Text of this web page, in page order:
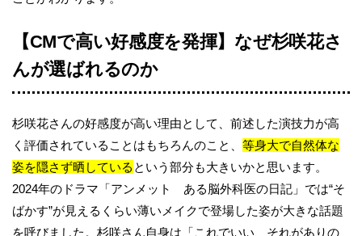
【CMで高い好感度を発揮】なぜ杉咲花さ
んが選ばれるのか
杉咲花さんの好感度が高い理由として、前述した演技力が高
く評価されていることはもちろんのこと、 等身大で自然体な
姿を隠さず晒している という部分も大きいかと思います。
2024年のドラマ「アンメット ある脳外科医の日記」では“そ
ばかす”が見えるくらい薄いメイクで登場した姿が大きな話題
を呼びました。杉咲さん自身は「これでいい、それがありの